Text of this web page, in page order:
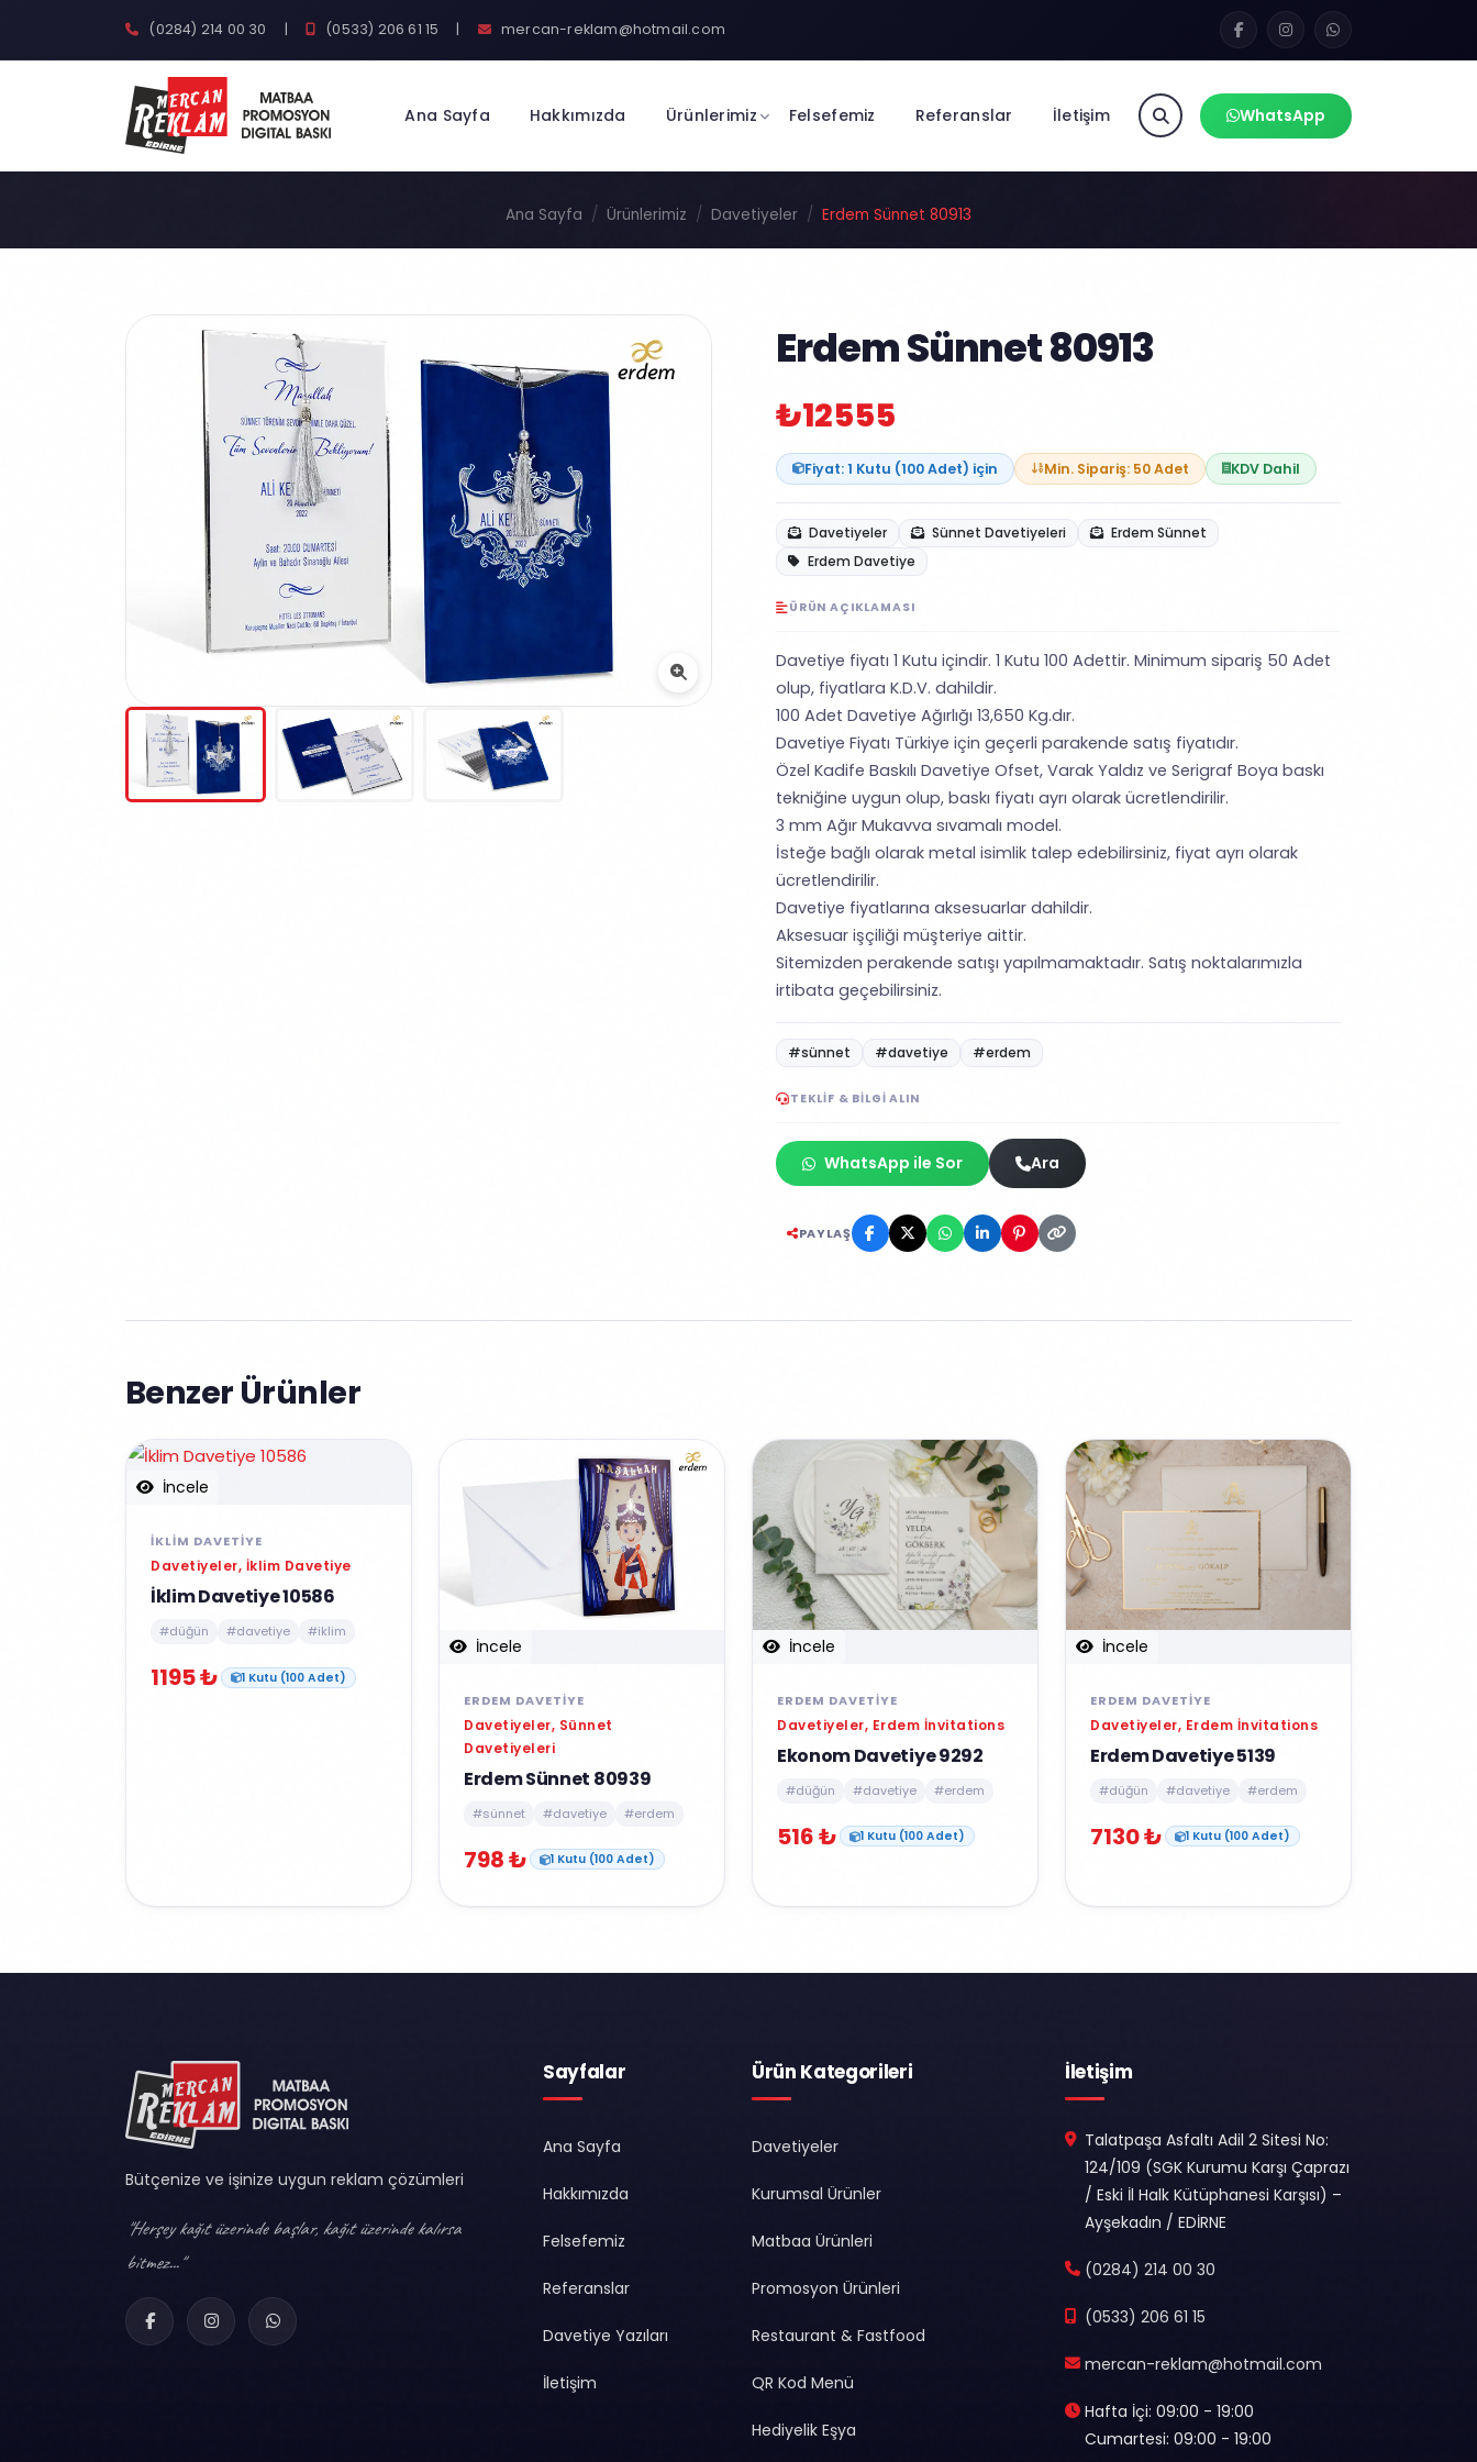
(0284) 214 00 30 | (0533) 206 61 15 | mercan-reklam@hotmail.com
Ana Sayfa Hakkımızda Ürünlerimiz Felsefemiz Referanslar İletişim WhatsApp
Ana Sayfa Ürünlerimiz Davetiyeler Erdem Sünnet 80913
Erdem Sünnet 80913
₺12555
Fiyat: 1 Kutu (100 Adet) için Min. Sipariş: 50 Adet KDV Dahil
Davetiyeler Sünnet Davetiyeleri
Erdem Sünnet
Erdem Davetiye
ÜRÜN AÇIKLAMASI
Davetiye fiyatı 1 Kutu içindir. 1 Kutu 100 Adettir. Minimum sipariş 50 Adet
olup, fiyatlara K.D.V. dahildir.
100 Adet Davetiye Ağırlığı 13,650 Kg.dır.
Davetiye Fiyatı Türkiye için geçerli parakende satış fiyatıdır.
Özel Kadife Baskılı Davetiye Ofset, Varak Yaldız ve Serigraf Boya baskı
tekniğine uygun olup, baskı fiyatı ayrı olarak ücretlendirilir.
3 mm Ağır Mukavva sıvamalı model.
İsteğe bağlı olarak metal isimlik talep edebilirsiniz, fiyat ayrı olarak
ücretlendirilir.
Davetiye fiyatlarına aksesuarlar dahildir.
Aksesuar işçiliği müşteriye aittir.
Sitemizden perakende satışı yapılmamaktadır. Satış noktalarımızla
irtibata geçebilirsiniz.
#sünnet #davetiye #erdem
TEKLIF & BILGI ALIN
WhatsApp ile Sor Ara
PAYLAŞ
Benzer Ürünler
İncele
İKLIM DAVETIYE
Davetiyeler, İklim Davetiye
İklim Davetiye 10586
#düğün #davetiye #iklim
1195 ₺ 1 Kutu (100 Adet)
İncele
ERDEM DAVETIYE
Davetiyeler, Sünnet
Davetiyeleri
Erdem Sünnet 80939
#sünnet #davetiye #erdem
798 ₺ 1 Kutu (100 Adet)
İncele
ERDEM DAVETIYE
Davetiyeler, Erdem İnvitations
Ekonom Davetiye 9292
#düğün #davetiye #erdem
516 ₺ 1 Kutu (100 Adet)
İncele
ERDEM DAVETIYE
Davetiyeler, Erdem İnvitations
Erdem Davetiye 5139
#düğün #davetiye #erdem
7130 ₺ 1 Kutu (100 Adet)
Bütçenize ve işinize uygun reklam çözümleri
"Herşey kağıt üzerinde başlar, kağıt üzerinde kalırsa
bitmez..."
Sayfalar
Ana Sayfa
Hakkımızda
Felsefemiz
Referanslar
Davetiye Yazıları
İletişim
Ürün Kategorileri
Davetiyeler
Kurumsal Ürünler
Matbaa Ürünleri
Promosyon Ürünleri
Restaurant & Fastfood
QR Kod Menü
Hediyelik Eşya
İletişim
Talatpaşa Asfaltı Adil 2 Sitesi No:
124/109 (SGK Kurumu Karşı Çaprazı
/ Eski İl Halk Kütüphanesi Karşısı) –
Ayşekadın / EDİRNE
(0284) 214 00 30
(0533) 206 61 15
mercan-reklam@hotmail.com
Hafta İçi: 09:00 - 19:00
Cumartesi: 09:00 - 19:00